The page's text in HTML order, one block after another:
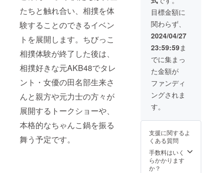
たちと触れ合い、相撲を体
験することのできるイベン
トを展開します。ちびっこ
相撲体験が終了した後は、
相撲好きな元AKB48でタレ
ント・女優の田名部生来さ
んと親方や元力士の方々が
展開するトークショーや、
本格的なちゃんこ鍋を振る
舞う予定です。
ドで週間ラ
ンク３位を
獲得。
◯2011年よ
り動画制作
を始め、100
本を超える
MVと累計
1000本以上
のYouTube
動画を制
作。
◯2017年に
独立し、
及び添
加物等
の食品
表示は
お届け
商品の
ラベル
に表記
されま
す。 商
品開封
前には
必ずお
ンに貼
付され
たラベ
意書き
をご確
認くだ
さい。
さい。
※実際に
お届け
するリ
ターン
ケージ
等のデ
が異な
る場合
ますの
めご了
承くだ
さい。
※たこみ
んFM応
援団は
商品の
ラベル
に表記
されま
す。 商
前には
必ずお
届けの
リター
ンに貼
付され
たラベ
をご確
認くだ
さい。
※たこみ
んFM応
援団は
（３ヶ
月間）
とさせ
ていた
だきま
す。 ※
業種と
わずPR
したい
企業や
団体、
個人で
企業や
１口ま
で。 ※
掲載す
る場所
バッチ
リ☆ ※
準備の
都合に
より
4/10に
締切と
させて
いただ
きま
す。
4/11以
リター
支援い
ただい
た場
合、ス
目標金額に
関わらず、
2024/04/27
23:59:59ま
でに集まっ
た金額が
ファンディ
ングされま
す。
支援に関するよ
くある質問
手数料はいく
らかかります
か？